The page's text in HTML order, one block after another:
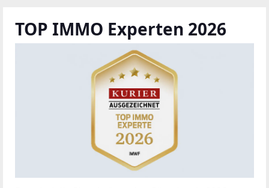
TOP IMMO Experten 2026